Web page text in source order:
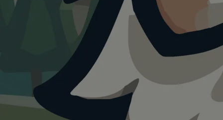
Visualisierung · KI
HUNDESTRAND
Hundestrand
Zierow
Heute ist ein guter Tagfür
Hundestrand Zierow.
22°C und sonnig, kein Schatten vor Ort. Wasser ist